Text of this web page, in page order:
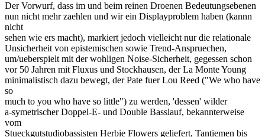
Der Vorwurf, dass im und beim reinen Droenen Bedeutungsebenen
nun nicht mehr zaehlen und wir ein Displayproblem haben (kannn
nicht
sehen wie ers macht), markiert jedoch vielleicht nur die relationale
Unsicherheit von epistemischen sowie Trend-Anspruechen,
um/ueberspielt mit der wohligen Noise-Sicherheit, gegessen schon
vor 50 Jahren mit Fluxus und Stockhausen, der La Monte Young
minimalistisch dazu bewegt, der Pate fuer Lou Reed ("We who have
so
much to you who have so little") zu werden, 'dessen' wilder
a-symetrischer Doppel-E- und Double Basslauf, bekannterweise
vom
Stueckgutstudiobassisten Herbie Flowers geliefert, Tantiemen bis